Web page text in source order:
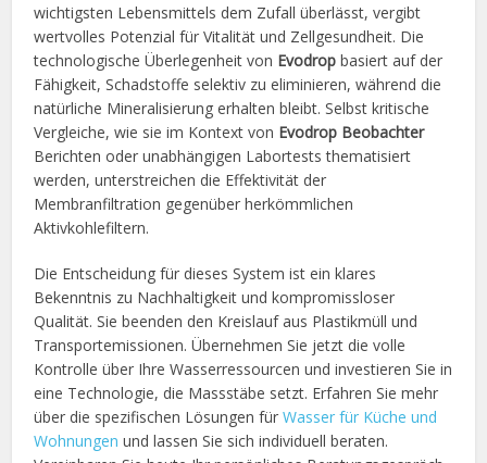
wichtigsten Lebensmittels dem Zufall überlässt, vergibt
wertvolles Potenzial für Vitalität und Zellgesundheit. Die
technologische Überlegenheit von Evodrop basiert auf der
Fähigkeit, Schadstoffe selektiv zu eliminieren, während die
natürliche Mineralisierung erhalten bleibt. Selbst kritische
Vergleiche, wie sie im Kontext von Evodrop Beobachter
Berichten oder unabhängigen Labortests thematisiert
werden, unterstreichen die Effektivität der
Membranfiltration gegenüber herkömmlichen
Aktivkohlefiltern.
Die Entscheidung für dieses System ist ein klares
Bekenntnis zu Nachhaltigkeit und kompromissloser
Qualität. Sie beenden den Kreislauf aus Plastikmüll und
Transportemissionen. Übernehmen Sie jetzt die volle
Kontrolle über Ihre Wasserressourcen und investieren Sie in
eine Technologie, die Massstäbe setzt. Erfahren Sie mehr
über die spezifischen Lösungen fürWasser für Küche und
Wohnungen und lassen Sie sich individuell beraten.